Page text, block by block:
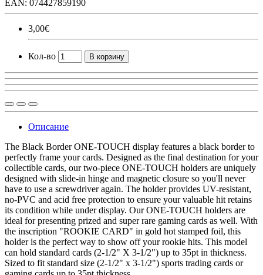
EAN: 074427859190
3,00€
Кол-во В корзину
Описание
The Black Border ONE-TOUCH display features a black border to
perfectly frame your cards. Designed as the final destination for your
collectible cards, our two-piece ONE-TOUCH holders are uniquely
designed with slide-in hinge and magnetic closure so you'll never
have to use a screwdriver again. The holder provides UV-resistant,
no-PVC and acid free protection to ensure your valuable hit retains
its condition while under display. Our ONE-TOUCH holders are
ideal for presenting prized and super rare gaming cards as well. With
the inscription "ROOKIE CARD" in gold hot stamped foil, this
holder is the perfect way to show off your rookie hits. This model
can hold standard cards (2-1/2" X 3-1/2") up to 35pt in thickness.
Sized to fit standard size (2-1/2" x 3-1/2") sports trading cards or